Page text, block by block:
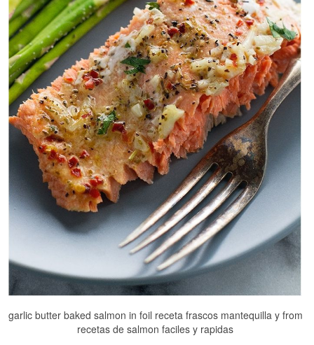
garlic butter baked salmon in foil receta frascos mantequilla y from
recetas de salmon faciles y rapidas